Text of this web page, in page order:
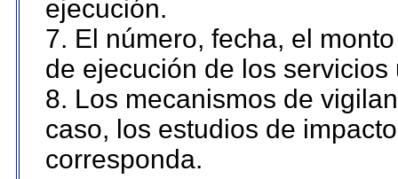
ejecución.
7. El número, fecha, el
de ejecución de los servicios
8. Los mecanismos de
caso, los estudios de
corresponda.